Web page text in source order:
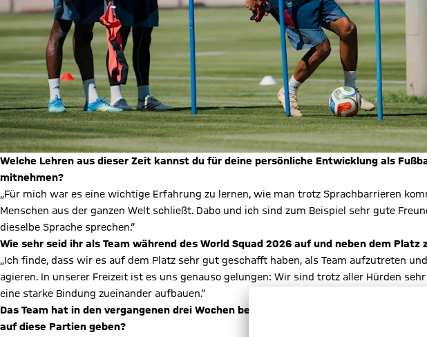
Welche Lehren aus dieser Zeit kannst du für deine persönliche Entwicklung als
mitnehmen?
„Für mich war es eine wichtige Erfahrung zu lernen, wie man trotz Sprachbarrieren
Menschen aus der ganzen Welt schließt. Dabo und ich sind zum Beispiel sehr gute
dieselbe Sprache sprechen.“
Wie sehr seid ihr als Team während des World Squad 2026 auf und neben dem Platz
„Ich finde, dass wir es auf dem Platz sehr gut geschafft haben, als Team aufzutreten
agieren. In unserer Freizeit ist es uns genauso gelungen: Wir sind trotz aller Hürden
eine starke Bindung zueinander aufbauen.“
Das Team hat in den vergangenen drei Wochen bereits fünf Testspiele bestritten.
auf diese Partien geben?